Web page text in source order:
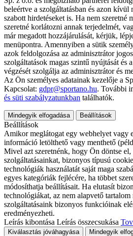
beleértve a szolgáltatásban és azon kívül
szabott hirdetéseket is. Ha nem szeretné
szeretné korlátozni annak terjedelmét,
már megadott hozzájárulását, kérjük,
menüpontra. Amennyiben a sütik
azok feldolgozása az adminisztrátor
szolgáltatások magas szintű nyújtását és
végzését szolgálja az adminisztrátor és
Az Ön személyes adatainak kezelője a
Kapcsolat: gdpr@sportano.hu. További
és süti szabályzatunkban találhatók.
Mindegyik elfogadása Beállítások
Beállítások
Amikor meglátogat egy webhelyet vagy
információ letölthető vagy menthető
Mivel azt szeretnénk, hogy Ön döntse el,
szolgáltatásainkat, bizonyos típusú
technológiák használatát saját maga
egyes kategóriák fejlécére, ha többet
módosíthatja beállításait. Ha elutasít
technológiákat, az nem alapvető
szolgáltatásaink bizonyos funkcióinak
eredményezheti.
Leírás kibontása Leírás összecsukása
Kiválasztás jóváhagyása
Mindegyik